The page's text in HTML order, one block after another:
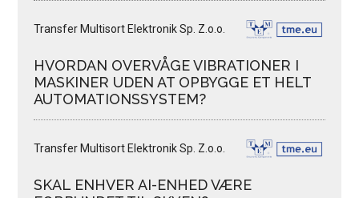
Transfer Multisort Elektronik Sp. Z.o.o.
HVORDAN OVERVÅGE VIBRATIONER I
MASKINER UDEN AT OPBYGGE ET HELT
AUTOMATIONSSYSTEM?
Transfer Multisort Elektronik Sp. Z.o.o.
SKAL ENHVER AI-ENHED VÆRE